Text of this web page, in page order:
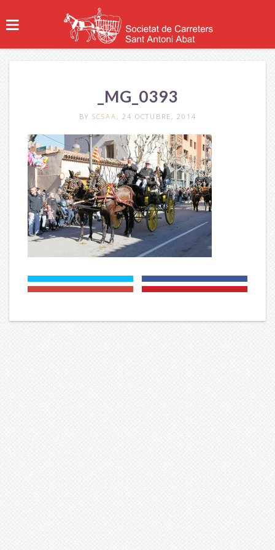
_MG_0393
BY SCSAA , 24 OCTUBRE, 2014